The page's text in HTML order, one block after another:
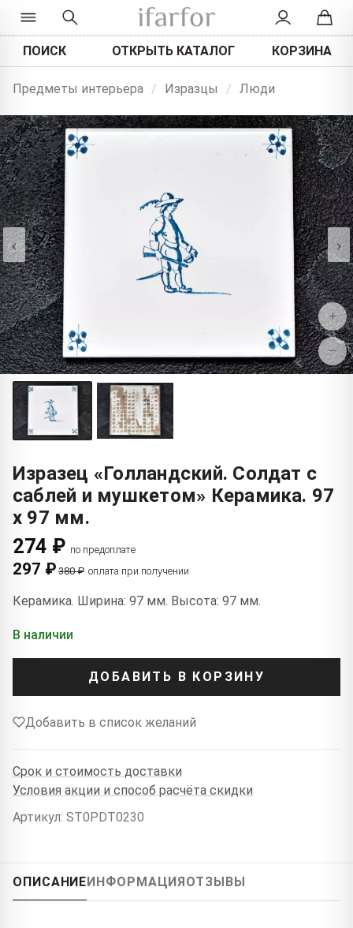
ПОИСК ОТКРЫТЬ КАТАЛОГ КОРЗИНА
Предметы интерьера / Изразцы / Люди
‹ ›
+
−
Изразец «Голландский. Солдат с
саблей и мушкетом» Керамика. 97
x 97 мм.
274 ₽ по предоплате
297 ₽ 380 ₽ оплата при получении
Керамика. Ширина: 97 мм. Высота: 97 мм.
В наличии
ДОБАВИТЬ В КОРЗИНУ
Добавить в список желаний
Срок и стоимость доставки
Условия акции и способ расчёта скидки
Артикул: ST0PDT0230
ОПИСАНИЕИНФОРМАЦИЯОТЗЫВЫ